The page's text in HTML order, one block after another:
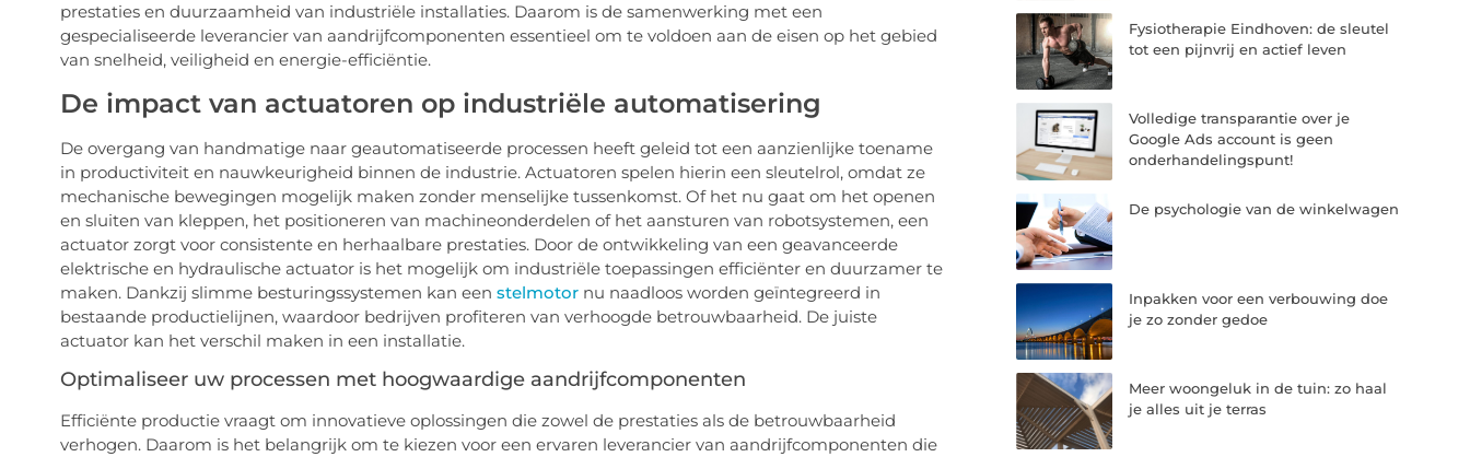
prestaties en duurzaamheid van industriële installaties. Daarom is de samenwerking met een
gespecialiseerde leverancier van aandrijfcomponenten essentieel om te voldoen aan de eisen op het gebied
van snelheid, veiligheid en energie-efficiëntie.
De impact van actuatoren op industriële automatisering
De overgang van handmatige naar geautomatiseerde processen heeft geleid tot een aanzienlijke toename
in productiviteit en nauwkeurigheid binnen de industrie. Actuatoren spelen hierin een sleutelrol, omdat ze
mechanische bewegingen mogelijk maken zonder menselijke tussenkomst. Of het nu gaat om het openen
en sluiten van kleppen, het positioneren van machineonderdelen of het aansturen van robotsystemen, een
actuator zorgt voor consistente en herhaalbare prestaties. Door de ontwikkeling van een geavanceerde
elektrische en hydraulische actuator is het mogelijk om industriële toepassingen efficiënter en duurzamer te
maken. Dankzij slimme besturingssystemen kan een stelmotornu naadloos worden geïntegreerd in
bestaande productielijnen, waardoor bedrijven profiteren van verhoogde betrouwbaarheid. De juiste
actuator kan het verschil maken in een installatie.
Optimaliseer uw processen met hoogwaardige aandrijfcomponenten
Efficiënte productie vraagt om innovatieve oplossingen die zowel de prestaties als de betrouwbaarheid
verhogen. Daarom is het belangrijk om te kiezen voor een ervaren leverancier van aandrijfcomponenten die
Fysiotherapie Eindhoven: de sleutel
tot een pijnvrij en actief leven
Volledige transparantie over je
Google Ads account is geen
onderhandelingspunt!
De psychologie van de winkelwagen
Inpakken voor een verbouwing doe
je zo zonder gedoe
Meer woongeluk in de tuin: zo haal
je alles uit je terras